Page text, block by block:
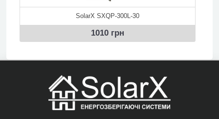
SolarX SXQP-300L-30
1010 грн